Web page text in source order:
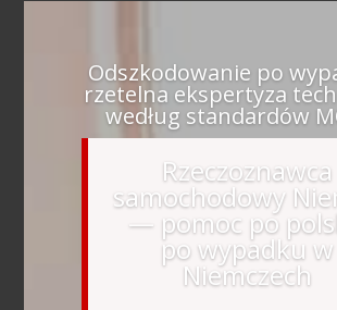
Odszkodowanie po
rzetelna ekspertyza
według standardów
Rzeczoznawca
samochodowy
— pomoc po
po wypadku w
Niemczech